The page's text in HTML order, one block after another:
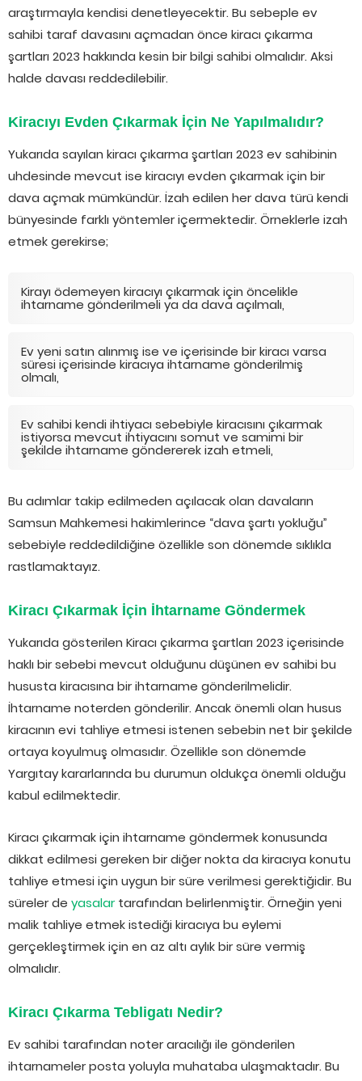
araştırmayla kendisi denetleyecektir. Bu sebeple ev
sahibi taraf davasını açmadan önce kiracı çıkarma
şartları 2023 hakkında kesin bir bilgi sahibi olmalıdır. Aksi
halde davası reddedilebilir.
Kiracıyı Evden Çıkarmak İçin Ne Yapılmalıdır?
Yukarıda sayılan kiracı çıkarma şartları 2023 ev sahibinin
uhdesinde mevcut ise kiracıyı evden çıkarmak için bir
dava açmak mümkündür. İzah edilen her dava türü kendi
bünyesinde farklı yöntemler içermektedir. Örneklerle izah
etmek gerekirse;
Kirayı ödemeyen kiracıyı çıkarmak için öncelikle
ihtarname gönderilmeli ya da dava açılmalı,
Ev yeni satın alınmış ise ve içerisinde bir kiracı varsa
süresi içerisinde kiracıya ihtarname gönderilmiş
olmalı,
Ev sahibi kendi ihtiyacı sebebiyle kiracısını çıkarmak
istiyorsa mevcut ihtiyacını somut ve samimi bir
şekilde ihtarname göndererek izah etmeli,
Bu adımlar takip edilmeden açılacak olan davaların
Samsun Mahkemesi hakimlerince “dava şartı yokluğu”
sebebiyle reddedildiğine özellikle son dönemde sıklıkla
rastlamaktayız.
Kiracı Çıkarmak İçin İhtarname Göndermek
Yukarıda gösterilen Kiracı çıkarma şartları 2023 içerisinde
haklı bir sebebi mevcut olduğunu düşünen ev sahibi bu
hususta kiracısına bir ihtarname gönderilmelidir.
İhtarname noterden gönderilir. Ancak önemli olan husus
kiracının evi tahliye etmesi istenen sebebin net bir şekilde
ortaya koyulmuş olmasıdır. Özellikle son dönemde
Yargıtay kararlarında bu durumun oldukça önemli olduğu
kabul edilmektedir.
Kiracı çıkarmak için ihtarname göndermek konusunda
dikkat edilmesi gereken bir diğer nokta da kiracıya konutu
tahliye etmesi için uygun bir süre verilmesi gerektiğidir. Bu
süreler de yasalartarafından belirlenmiştir. Örneğin yeni
malik tahliye etmek istediği kiracıya bu eylemi
gerçekleştirmek için en az altı aylık bir süre vermiş
olmalıdır.
Kiracı Çıkarma Tebligatı Nedir?
Ev sahibi tarafından noter aracılığı ile gönderilen
ihtarnameler posta yoluyla muhataba ulaşmaktadır. Bu